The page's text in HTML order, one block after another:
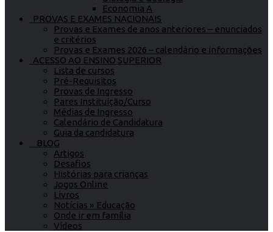
Economia A
PROVAS E EXAMES NACIONAIS
Provas e Exames de anos anteriores – enunciados
e critérios
Provas e Exames 2026 – calendário e informações
ACESSO AO ENSINO SUPERIOR
Lista de cursos
Pré-Requisitos
Provas de Ingresso
Pares Instituição/Curso
Médias de Ingresso
Calendário de Candidatura
Guia da candidatura
BLOG
Artigos
Desafios
Histórias para crianças
Jogos Online
Livros
Notícias » Educação
Onde ir em família
Vídeos